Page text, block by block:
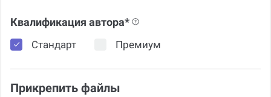
Квалификация автора*
Стандарт Премиум
Прикрепить файлы